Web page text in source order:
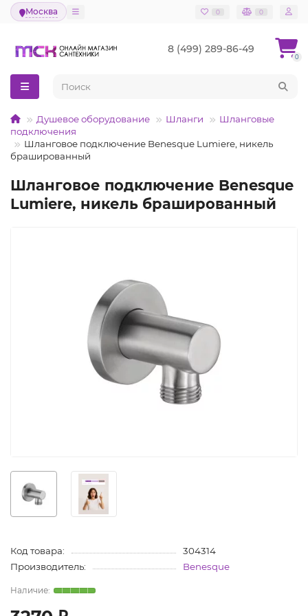
Москва 0 0
8 (499) 289-86-49
0
Душевое оборудование Шланги
Шланговые
подключения
Шланговое подключение Benesque Lumiere, никель
брашированный
Шланговое подключение Benesque
Lumiere, никель брашированный
Код товара:
304314
Производитель:
Benesque